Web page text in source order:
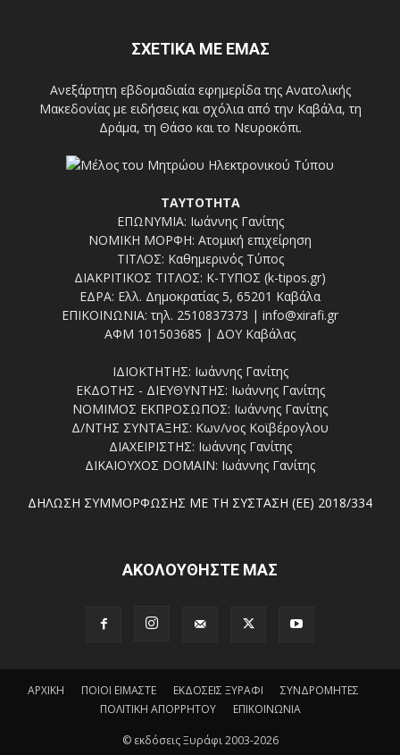
ΣΧΕΤΙΚΑ ΜΕ ΕΜΑΣ
Ανεξάρτητη εβδομαδιαία εφημερίδα της Ανατολικής
Μακεδονίας με ειδήσεις και σχόλια από την Καβάλα, τη
Δράμα, τη Θάσο και το Νευροκόπι.
ΤΑΥΤΟΤΗΤΑ
ΕΠΩΝΥΜΙΑ: Ιωάννης Γανίτης
ΝΟΜΙΚΗ ΜΟΡΦΗ: Ατομική επιχείρηση
ΤΙΤΛΟΣ: Καθημερινός Τύπος
ΔΙΑΚΡΙΤΙΚΟΣ ΤΙΤΛΟΣ: Κ-ΤΥΠΟΣ (k-tipos.gr)
ΕΔΡΑ: Ελλ. Δημοκρατίας 5, 65201 Καβάλα
ΕΠΙΚΟΙΝΩΝΙΑ: τηλ. 2510837373 | info@xirafi.gr
ΑΦΜ 101503685 | ΔΟΥ Καβάλας
ΙΔΙΟΚΤΗΤΗΣ: Ιωάννης Γανίτης
ΕΚΔΟΤΗΣ - ΔΙΕΥΘΥΝΤΗΣ: Ιωάννης Γανίτης
ΝΟΜΙΜΟΣ ΕΚΠΡΟΣΩΠΟΣ: Ιωάννης Γανίτης
Δ/ΝΤΗΣ ΣΥΝΤΑΞΗΣ: Κων/νος Κοϊβέρογλου
ΔΙΑΧΕΙΡΙΣΤΗΣ: Ιωάννης Γανίτης
ΔΙΚΑΙΟΥΧΟΣ DOMAIN: Ιωάννης Γανίτης
ΔΗΛΩΣΗ ΣΥΜΜΟΡΦΩΣΗΣ ΜΕ ΤΗ ΣΥΣΤΑΣΗ (ΕΕ) 2018/334
ΑΚΟΛΟΥΘΗΣΤΕ ΜΑΣ
ΑΡΧΙΚΗ ΠΟΙΟΙ ΕΙΜΑΣΤΕ ΕΚΔΟΣΕΙΣ ΞΥΡΑΦΙ
ΣΥΝΔΡΟΜΗΤΕΣ
ΠΟΛΙΤΙΚΗ ΑΠΟΡΡΗΤΟΥ
ΕΠΙΚΟΙΝΩΝΙΑ
© εκδόσεις Ξυράφι 2003-2026